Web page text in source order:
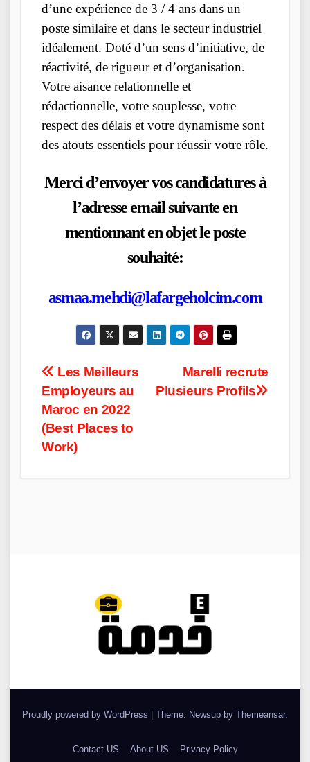
d’une expérience de 3 / 4 ans dans un
poste similaire et dans le secteur industriel
idéalement. Doté d’un sens d’initiative, de
réactivité, de rigueur et d’organisation.
Votre aisance relationnelle et
rédactionnelle, votre souplesse, votre
respect des délais et votre dynamisme sont
des atouts essentiels pour réussir votre rôle.
Merci d’envoyer vos candidatures à
l’adresse email suivante en
mentionnant en objet le poste
souhaité:
asmaa.mehdi@lafargeholcim.com
Post
navigation
Marelli recrute
Plusieurs Profils
Les Meilleurs
Employeurs au
Maroc en 2022
(Best Places to
Work)
Proudly powered by WordPress Theme: Newsup by Themeansar.
Contact US About US Privacy Policy